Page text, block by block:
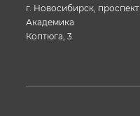
г. Новосибирск, проспект
Академика
Коптюга, 3